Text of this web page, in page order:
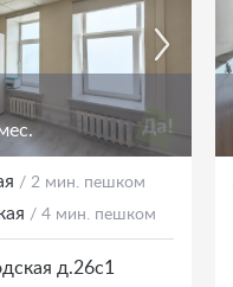
/ 2 мин. пешком
/ 4 мин. пешком
д.26с1